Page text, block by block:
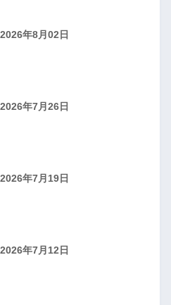
年8月02日
年7月26日
年7月19日
年7月12日